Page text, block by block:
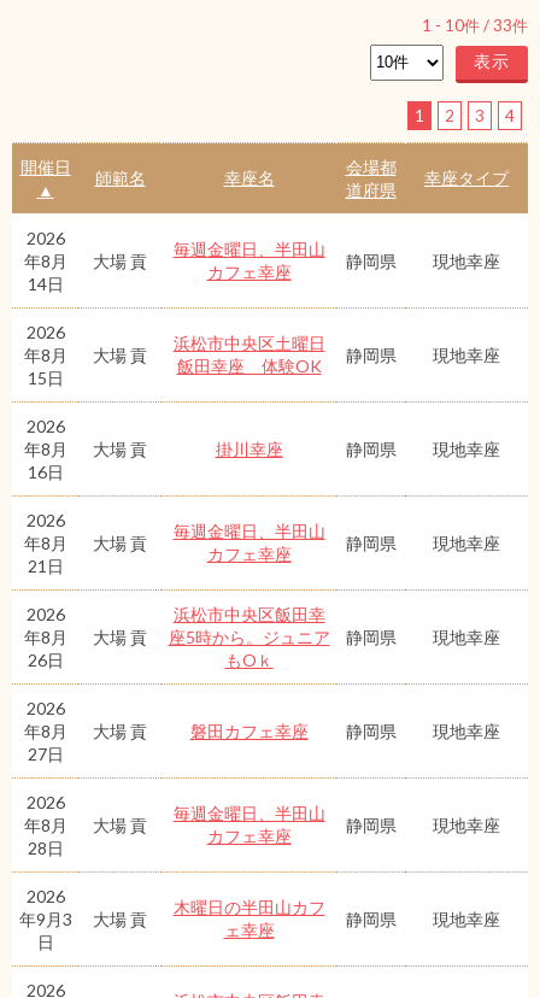
1 - 10件 /33件
1 2 3 4
開催日
▲
師範名 幸座名
会場都
道府県
幸座タイプ
2026
年8月
14日
大場 貢
毎週金曜日、半田山
カフェ幸座
静岡県 現地幸座
2026
年8月
15日
大場 貢
浜松市中央区土曜日
飯田幸座 体験OK
静岡県 現地幸座
2026
年8月
16日
大場 貢 掛川幸座 静岡県 現地幸座
2026
年8月
21日
大場 貢
毎週金曜日、半田山
カフェ幸座
静岡県 現地幸座
2026
年8月
26日
大場 貢
浜松市中央区飯田幸
座5時から。ジュニア
もOｋ
静岡県 現地幸座
2026
年8月
27日
大場 貢 磐田カフェ幸座 静岡県 現地幸座
2026
年8月
28日
大場 貢
毎週金曜日、半田山
カフェ幸座
静岡県 現地幸座
2026
年9月3
日
大場 貢
木曜日の半田山カフ
ェ幸座
静岡県 現地幸座
2026